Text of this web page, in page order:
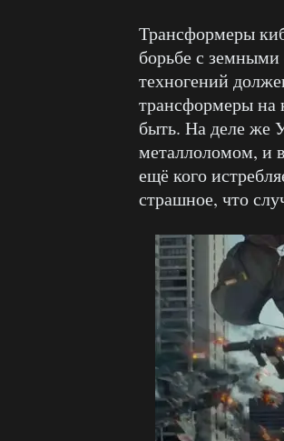
Трансформеры
борьбе с земными
техногений
трансформеры на
быть. На деле же
металлоломом, и
ещё кого
страшное, что